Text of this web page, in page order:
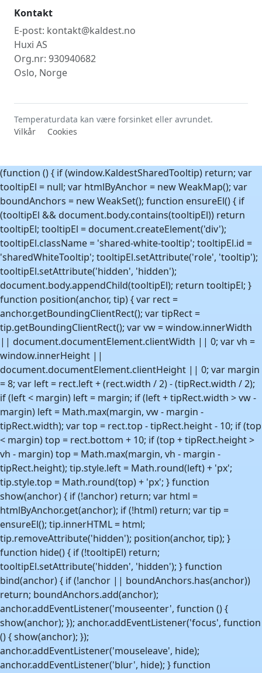
Kontakt
E-post: kontakt@kaldest.no
Huxi AS
Org.nr: 930940682
Oslo, Norge
Temperaturdata kan være forsinket eller avrundet.
Vilkår
Cookies
(function () { if (window.KaldestSharedTooltip) return; var
tooltipEl = null; var htmlByAnchor = new WeakMap(); var
boundAnchors = new WeakSet(); function ensureEl() { if
(tooltipEl && document.body.contains(tooltipEl)) return
tooltipEl; tooltipEl = document.createElement('div');
tooltipEl.className = 'shared-white-tooltip'; tooltipEl.id =
'sharedWhiteTooltip'; tooltipEl.setAttribute('role', 'tooltip');
tooltipEl.setAttribute('hidden', 'hidden');
document.body.appendChild(tooltipEl); return tooltipEl; }
function position(anchor, tip) { var rect =
anchor.getBoundingClientRect(); var tipRect =
tip.getBoundingClientRect(); var vw = window.innerWidth
|| document.documentElement.clientWidth || 0; var vh =
window.innerHeight ||
document.documentElement.clientHeight || 0; var margin
= 8; var left = rect.left + (rect.width / 2) - (tipRect.width / 2);
if (left < margin) left = margin; if (left + tipRect.width > vw -
margin) left = Math.max(margin, vw - margin -
tipRect.width); var top = rect.top - tipRect.height - 10; if (top
< margin) top = rect.bottom + 10; if (top + tipRect.height >
vh - margin) top = Math.max(margin, vh - margin -
tipRect.height); tip.style.left = Math.round(left) + 'px';
tip.style.top = Math.round(top) + 'px'; } function
show(anchor) { if (!anchor) return; var html =
htmlByAnchor.get(anchor); if (!html) return; var tip =
ensureEl(); tip.innerHTML = html;
tip.removeAttribute('hidden'); position(anchor, tip); }
function hide() { if (!tooltipEl) return;
tooltipEl.setAttribute('hidden', 'hidden'); } function
bind(anchor) { if (!anchor || boundAnchors.has(anchor))
return; boundAnchors.add(anchor);
anchor.addEventListener('mouseenter', function () {
show(anchor); }); anchor.addEventListener('focus', function
() { show(anchor); });
anchor.addEventListener('mouseleave', hide);
anchor.addEventListener('blur', hide); } function